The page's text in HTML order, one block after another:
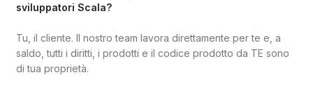
sviluppatori Scala?
Tu, il cliente. Il nostro team lavora direttamente per te e, a
saldo, tutti i diritti, i prodotti e il codice prodotto da TE sono
di tua proprietà.